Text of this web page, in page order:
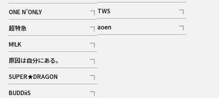
記事
ONE N’ONLY
記事
超特急
記事
M!LK
記事
原因は自分にある。
記事
SUPER★DRAGON
記事
BUDDiiS
記事
TWS
記事
aoen
記事